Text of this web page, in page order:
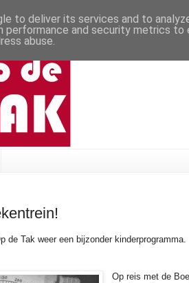
de Tak weer een bijzonder kinderprogramma.
Op reis met de
to deliver its services and to
performance and security metrics
abuse.